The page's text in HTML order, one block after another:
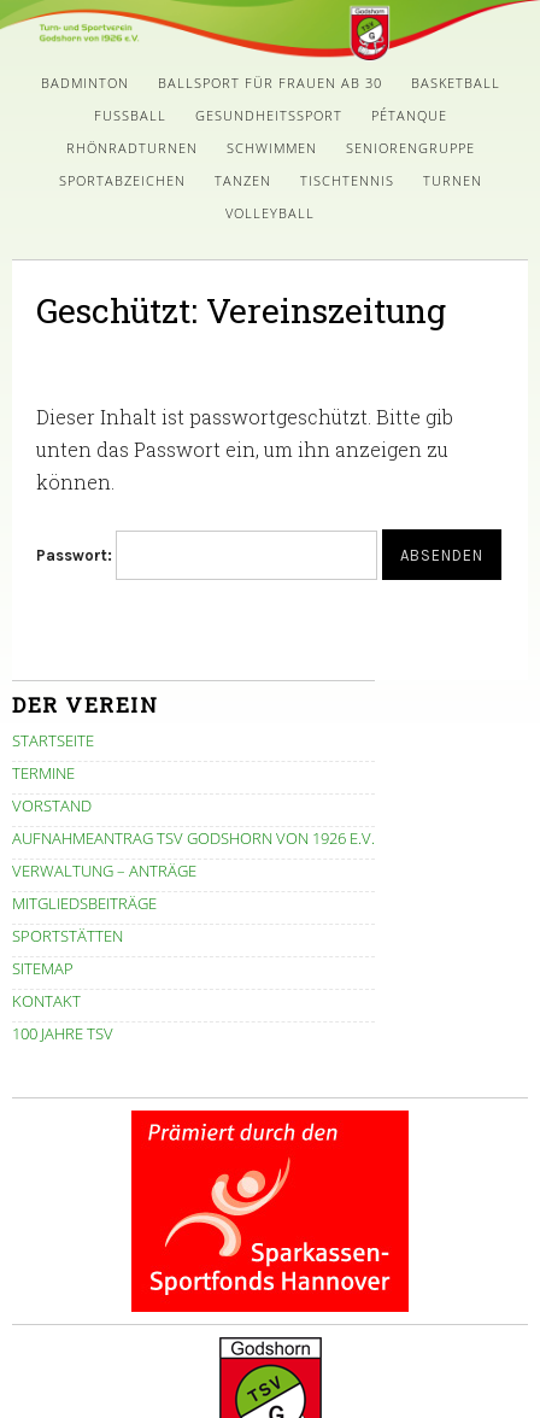
BADMINTON BALLSPORT FÜR FRAUEN AB 30
BASKETBALL
FUSSBALL
GESUNDHEITSSPORT
PÉTANQUE
RHÖNRADTURNEN
SCHWIMMEN
SENIORENGRUPPE
SPORTABZEICHEN
TANZEN TISCHTENNIS
TURNEN
VOLLEYBALL
Geschützt: Vereinszeitung
Dieser Inhalt ist passwortgeschützt. Bitte gib
unten das Passwort ein, um ihn anzeigen zu
können.
Passwort:
DER VEREIN
STARTSEITE
TERMINE
VORSTAND
AUFNAHMEANTRAG TSV GODSHORN VON 1926 E.V.
VERWALTUNG – ANTRÄGE
MITGLIEDSBEITRÄGE
SPORTSTÄTTEN
SITEMAP
KONTAKT
100 JAHRE TSV